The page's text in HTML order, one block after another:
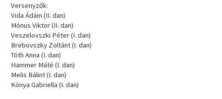
Versenyzők:
Vida Ádám (II. dan)
Mónus Viktor (II. dan)
Veszelovszki Péter (I. dan)
Brebovszky Zoltánt (I. dan)
Tóth Anna (I. dan)
Hammer Máté (I. dan)
Melis Bálint (I. dan)
Kónya Gabriella (I. dan)